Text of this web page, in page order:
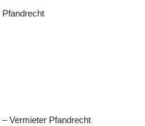
Vermieter Pfandrecht